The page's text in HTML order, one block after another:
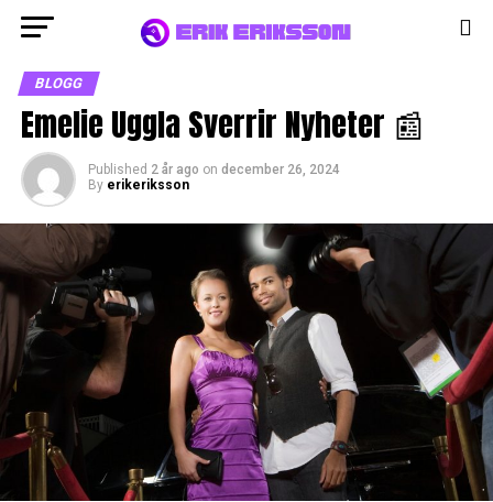
BLOGG
Emelie Uggla Sverrir Nyheter 📰
Published 2 år ago on december 26, 2024
By erikeriksson